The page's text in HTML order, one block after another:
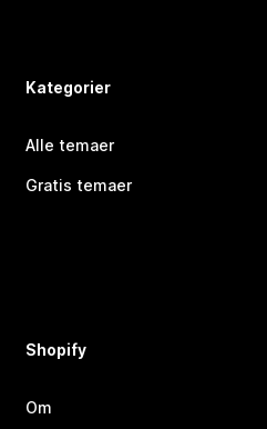
Kategorier
Alle temaer
Gratis temaer
Shopify
Om